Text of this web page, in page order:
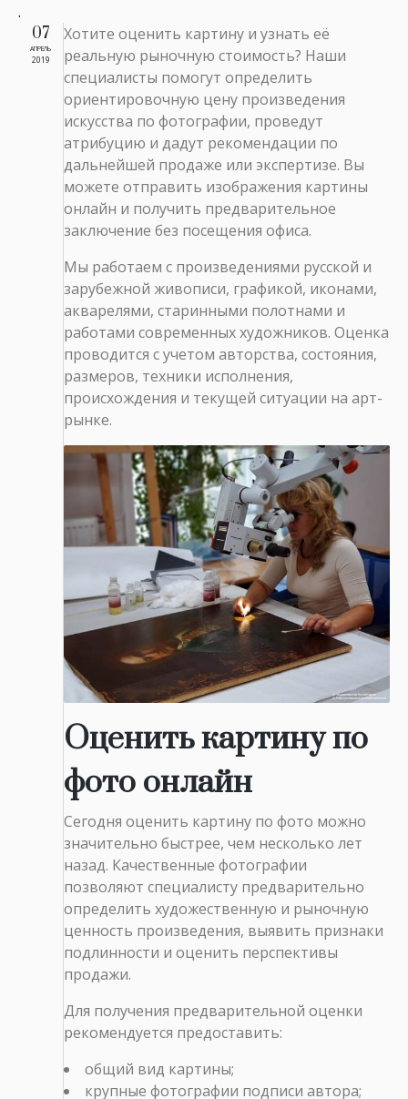
.
07
АПРЕЛЬ
2019
Хотите оценить картину и узнать её
реальную рыночную стоимость? Наши
специалисты помогут определить
ориентировочную цену произведения
искусства по фотографии, проведут
атрибуцию и дадут рекомендации по
дальнейшей продаже или экспертизе. Вы
можете отправить изображения картины
онлайн и получить предварительное
заключение без посещения офиса.
Мы работаем с произведениями русской и
зарубежной живописи, графикой, иконами,
акварелями, старинными полотнами и
работами современных художников. Оценка
проводится с учетом авторства, состояния,
размеров, техники исполнения,
происхождения и текущей ситуации на арт-
рынке.
Оценить картину по
фото онлайн
Сегодня оценить картину по фото можно
значительно быстрее, чем несколько лет
назад. Качественные фотографии
позволяют специалисту предварительно
определить художественную и рыночную
ценность произведения, выявить признаки
подлинности и оценить перспективы
продажи.
Для получения предварительной оценки
рекомендуется предоставить:
общий вид картины;
крупные фотографии подписи автора;